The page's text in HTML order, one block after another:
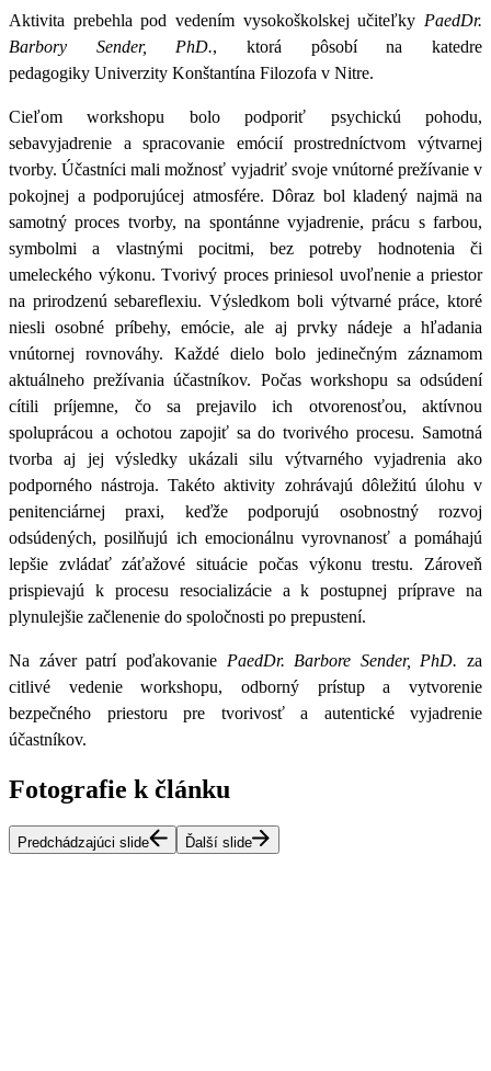
Aktivita prebehla pod vedením vysokoškolskej učiteľky PaedDr.
Barbory Sender, PhD., ktorá pôsobí na katedre
pedagogiky Univerzity Konštantína Filozofa v Nitre.
Cieľom workshopu bolo podporiť psychickú pohodu,
sebavyjadrenie a spracovanie emócií prostredníctvom výtvarnej
tvorby. Účastníci mali možnosť vyjadriť svoje vnútorné prežívanie v
pokojnej a podporujúcej atmosfére. Dôraz bol kladený najmä na
samotný proces tvorby, na spontánne vyjadrenie, prácu s farbou,
symbolmi a vlastnými pocitmi, bez potreby hodnotenia či
umeleckého výkonu. Tvorivý proces priniesol uvoľnenie a priestor
na prirodzenú sebareflexiu. Výsledkom boli výtvarné práce, ktoré
niesli osobné príbehy, emócie, ale aj prvky nádeje a hľadania
vnútornej rovnováhy. Každé dielo bolo jedinečným záznamom
aktuálneho prežívania účastníkov. Počas workshopu sa odsúdení
cítili príjemne, čo sa prejavilo ich otvorenosťou, aktívnou
spoluprácou a ochotou zapojiť sa do tvorivého procesu. Samotná
tvorba aj jej výsledky ukázali silu výtvarného vyjadrenia ako
podporného nástroja. Takéto aktivity zohrávajú dôležitú úlohu v
penitenciárnej praxi, keďže podporujú osobnostný rozvoj
odsúdených, posilňujú ich emocionálnu vyrovnanosť a pomáhajú
lepšie zvládať záťažové situácie počas výkonu trestu. Zároveň
prispievajú k procesu resocializácie a k postupnej príprave na
plynulejšie začlenenie do spoločnosti po prepustení.
Na záver patrí poďakovanie PaedDr. Barbore Sender, PhD. za
citlivé vedenie workshopu, odborný prístup a vytvorenie
bezpečného priestoru pre tvorivosť a autentické vyjadrenie
účastníkov.
Fotografie k článku
Predchádzajúci slide Ďalší slide